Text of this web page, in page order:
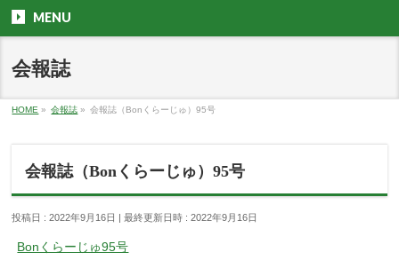
MENU
会報誌
HOME » 会報誌 » 会報誌（Bonくらーじゅ）95号
会報誌（Bonくらーじゅ）95号
投稿日 : 2022年9月16日 最終更新日時 : 2022年9月16日
Bonくらーじゅ95号